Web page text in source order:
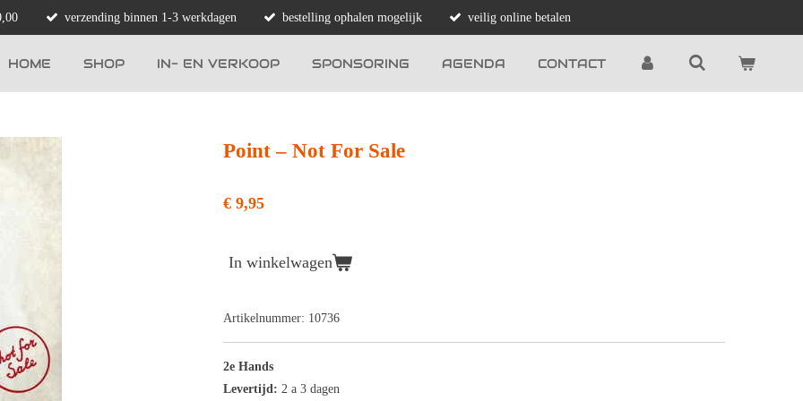
verzending binnen 1-3 werkdagen bestelling ophalen mogelijk veilig online betalen
HOME SHOP IN- EN VERKOOP SPONSORING AGENDA CONTACT
Point ‎– Not For Sale
€ 9,95
In winkelwagen
Artikelnummer: 10736
2e Hands
Levertijd: 2 a 3 dagen